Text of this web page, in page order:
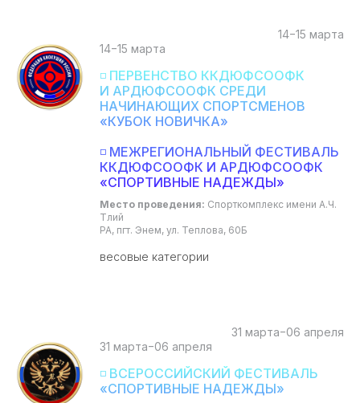
14−15 марта
14−15 марта
◽ ПЕРВЕНСТВО ККДЮФСООФК
И АРДЮФСООФК СРЕДИ
НАЧИНАЮЩИХ СПОРТСМЕНОВ
«КУБОК НОВИЧКА»
◽ МЕЖРЕГИОНАЛЬНЫЙ ФЕСТИВАЛЬ
ККДЮФСООФК И АРДЮФСООФК
«СПОРТИВНЫЕ НАДЕЖДЫ»
Место проведения: Спорткомплекс имени А.Ч.
Тлий
РА, пгт. Энем, ул. Теплова, 60Б
весовые категории
31 марта−06 апреля
31 марта−06 апреля
◽ ВСЕРОССИЙСКИЙ ФЕСТИВАЛЬ
«СПОРТИВНЫЕ НАДЕЖДЫ»